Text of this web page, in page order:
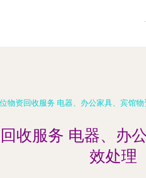
物资回收服务 电器、办公家具、宾馆
收服务 电器、办
效处理